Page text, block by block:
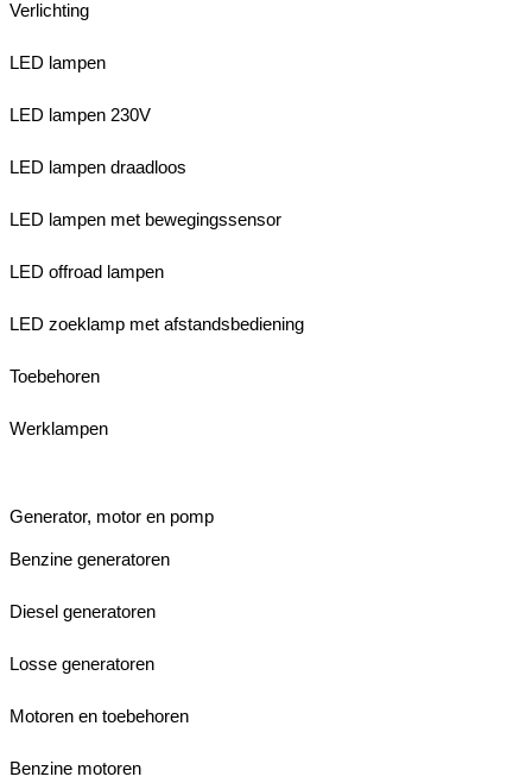
Verlichting
LED lampen
LED lampen 230V
LED lampen draadloos
LED lampen met bewegingssensor
LED offroad lampen
LED zoeklamp met afstandsbediening
Toebehoren
Werklampen
Generator, motor en pomp
Benzine generatoren
Diesel generatoren
Losse generatoren
Motoren en toebehoren
Benzine motoren